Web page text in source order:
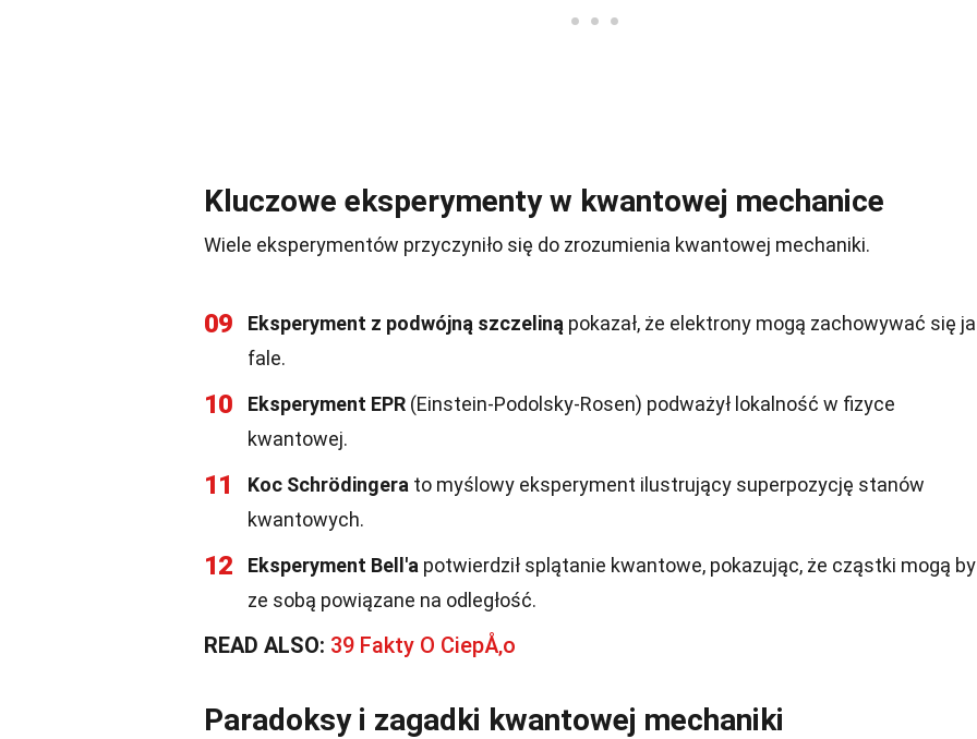
Kluczowe eksperymenty w kwantowej mechanice
Wiele eksperymentów przyczyniło się do zrozumienia kwantowej mechaniki.
09 Eksperyment z podwójną szczeliną pokazał, że elektrony mogą zachowywać się
fale.
10 Eksperyment EPR (Einstein-Podolsky-Rosen) podważył lokalność w fizyce
kwantowej.
11 Koc Schrödingera to myślowy eksperyment ilustrujący superpozycję stanów
kwantowych.
12 Eksperyment Bell'a potwierdził splątanie kwantowe, pokazując, że cząstki mogą
ze sobą powiązane na odległość.
READ ALSO: 39 Fakty O CiepÅ‚o
Paradoksy i zagadki kwantowej mechaniki